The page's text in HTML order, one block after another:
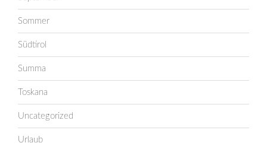
Sommer
Südtirol
Summa
Toskana
Uncategorized
Urlaub